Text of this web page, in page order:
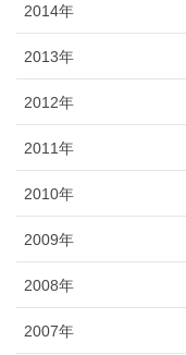
2014年
2013年
2012年
2011年
2010年
2009年
2008年
2007年